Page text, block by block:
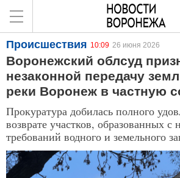
Происшествия 10:09 26 июня 2026
Воронежский облсуд
незаконной передачу
реки Воронеж в частную
Прокуратура добилась полного
возврате участков, образованных
требований водного и земельного